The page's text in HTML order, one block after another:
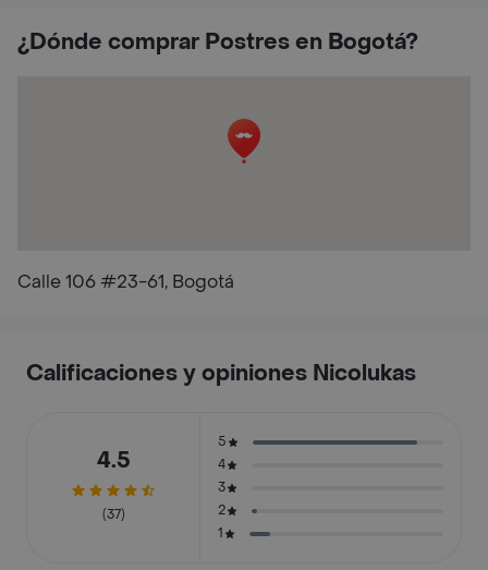
¿Dónde comprar Postres en Bogotá?
Calle 106 #23-61, Bogotá
Calificaciones y opiniones Nicolukas
4.5
(37)
5
4
3
2
1